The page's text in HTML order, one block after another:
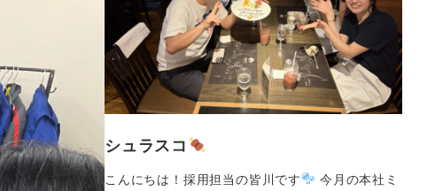
シュラスコ
こんにちは！採用担当の皆川です
今月の本社ミ